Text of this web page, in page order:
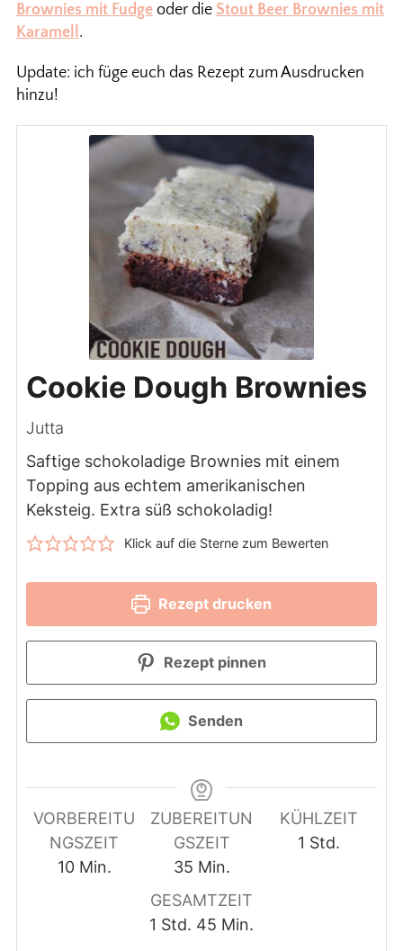
Brownies mit Fudgeoder die Stout Beer Brownies mit
Karamell.
Update: ich füge euch das Rezept zum Ausdrucken
hinzu!
Cookie Dough Brownies
Jutta
Saftige schokoladige Brownies mit einem
Topping aus echtem amerikanischen
Keksteig. Extra süß schokoladig!
Klick auf die Sterne zum Bewerten
Rezept drucken
Rezept pinnen
Senden
VORBEREITU
NGSZEIT
10Minuten
Min.
ZUBEREITUN
GSZEIT
35Minuten
Min.
KÜHLZEIT
1 Stunde
Std.
GESAMTZEIT
1 Stunde
Std. 45 Minuten
Min.